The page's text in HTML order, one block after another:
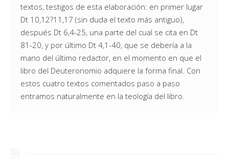
textos, testigos de esta elaboración: en primer lugar
Dt 10,12?11,17 (sin duda el texto más antiguo),
después Dt 6,4-25, una parte del cual se cita en Dt
81-20, y por último Dt 4,1-40, que se debería a la
mano del último redactor, en el momento en que el
libro del Deuteronomio adquiere la forma final. Con
estos cuatro textos comentados paso a paso
entramos naturalmente en la teología del libro.